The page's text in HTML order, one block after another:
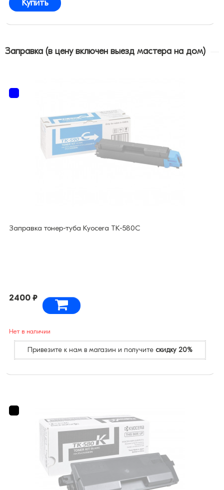
Купить
Заправка (в цену включен выезд мастера на дом)
Заправка тонер-туба Kyocera TK-580C
2400 ₽
Нет в наличии
Привезите к нам в магазин и получите скидку 20%